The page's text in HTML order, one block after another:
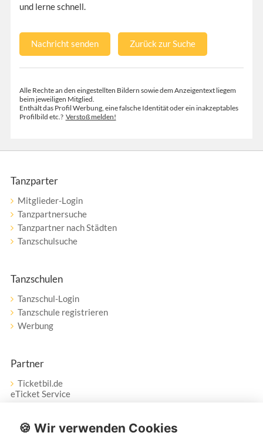
und lerne schnell.
Nachricht senden Zurück zur Suche
Alle Rechte an den eingestellten Bildern sowie dem Anzeigentext liegem
beim jeweiligen Mitglied.
Enthält das Profil Werbung, eine falsche Identität oder ein inakzeptables
Profilbild etc.? Verstoß melden!
Tanzparter
Mitglieder-Login
Tanzpartnersuche
Tanzpartner nach Städten
Tanzschulsuche
Tanzschulen
Tanzschul-Login
Tanzschule registrieren
Werbung
Partner
Ticketbil.de
eTicket Service
Vertrag widerrufen
🍪 Wir verwenden Cookies